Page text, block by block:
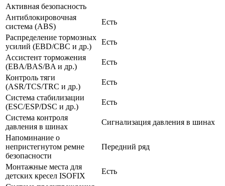
Активная безопасность
Антиблокировочная
система (ABS)
Есть
Распределение тормозных
усилий (EBD/CBC и др.)
Есть
Ассистент торможения
(EBA/BAS/BA и др.)
Есть
Контроль тяги
(ASR/TCS/TRC и др.)
Есть
Система стабилизации
(ESC/ESP/DSC и др.)
Есть
Система контроля
давления в шинах
Сигнализация давления в шинах
Напоминание о
непристегнутом ремне
безопасности
Передний ряд
Монтажные места для
детских кресел ISOFIX
Есть